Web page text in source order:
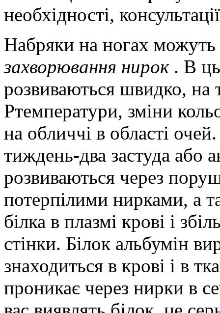
необхідності,
Набряки на ногах
захворювання нирок . В
розвиваються швидко, на
Pтемператури, зміни
на обличчі в області
тиждень-два застуда або
розвиваються через
потерпілими нирками, а
білка в плазмі крові і
стінки. Білок альбумін
знаходиться в крові і в
проникає через нирки в